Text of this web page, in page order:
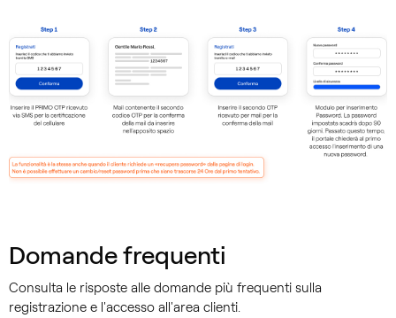
Domande frequenti
Consulta le risposte alle domande più frequenti sulla
registrazione e l'accesso all'area clienti.